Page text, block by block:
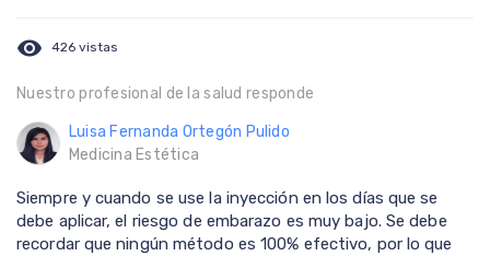
visibility 426 vistas
Nuestro profesional de la salud responde
Luisa Fernanda Ortegón Pulido
Medicina Estética
Siempre y cuando se use la inyección en los días que se
debe aplicar, el riesgo de embarazo es muy bajo. Se debe
recordar que ningún método es 100% efectivo, por lo que